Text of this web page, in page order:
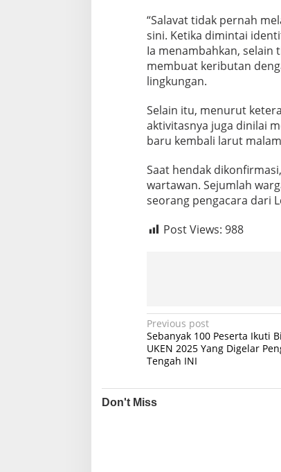
“Salavat tidak pernah
sini. Ketika dimintai
Ia menambahkan, selain
membuat keributan
lingkungan.
Selain itu, menurut
aktivitasnya juga dinilai
baru kembali larut
Saat hendak
wartawan. Sejumlah
seorang pengacara dari
Post Views: 988
P
o
s
t
n
Previous post
Sebanyak 100 Peserta Ikuti
UKEN 2025 Yang Digelar
Tengah INI
Don't Miss